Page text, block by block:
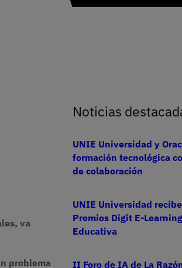
UNIE’ para estudiantes de 2.º de
va
problema
Noticias
UNIE Universidad y
formación tecnológica
de colaboración
UNIE Universidad
Premios Digit E-
Educativa
II Foro de IA de La